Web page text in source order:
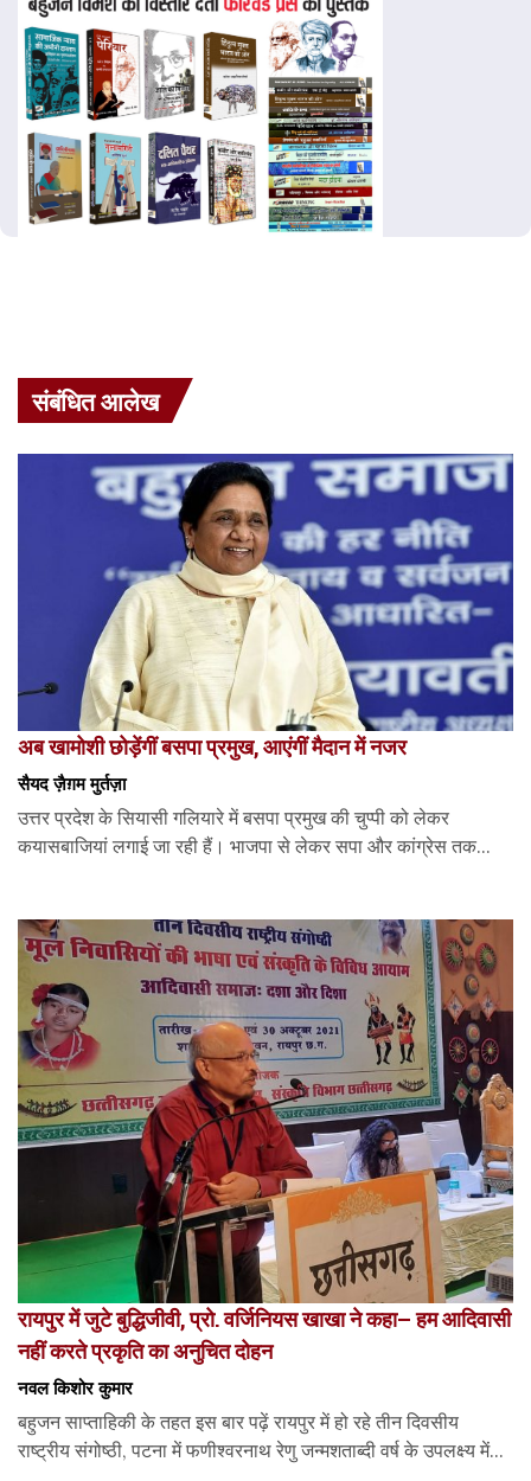
संबंधित आलेख
अब खामोशी छोड़ेंगीं बसपा प्रमुख, आएंगीं मैदान में नजर
सैयद ज़ैग़म मुर्तज़ा
उत्तर प्रदेश के सियासी गलियारे में बसपा प्रमुख की चुप्पी को लेकर
कयासबाजियां लगाई जा रही हैं। भाजपा से लेकर सपा और कांग्रेस तक...
रायपुर में जुटे बुद्धिजीवी, प्रो. वर्जिनियस खाखा ने कहा– हम आदिवासी
नहीं करते प्रकृति का अनुचित दोहन
नवल किशोर कुमार
बहुजन साप्ताहिकी के तहत इस बार पढ़ें रायपुर में हो रहे तीन दिवसीय
राष्ट्रीय संगोष्ठी, पटना में फणीश्वरनाथ रेणु जन्मशताब्दी वर्ष के उपलक्ष्य में...